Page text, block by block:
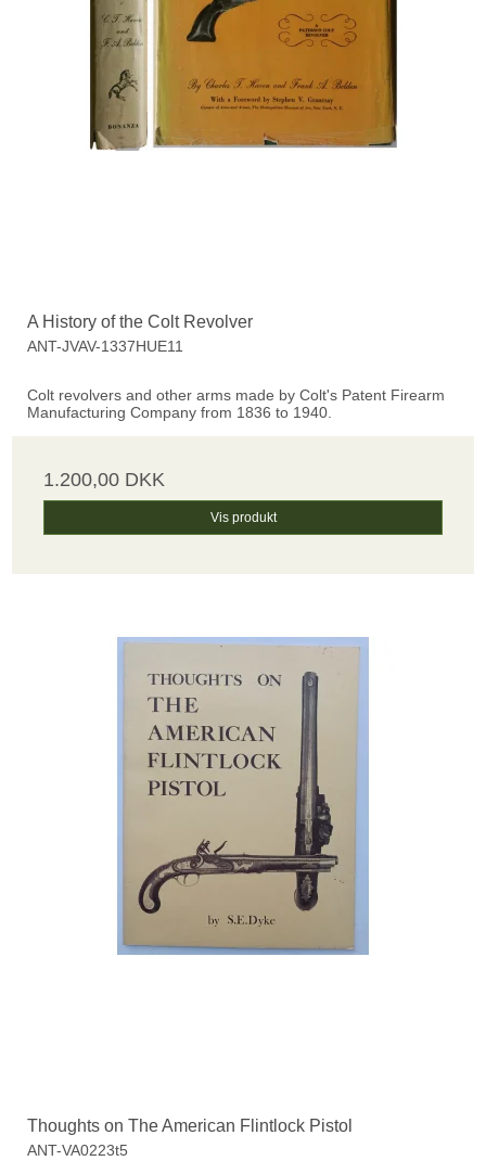
A History of the Colt Revolver
ANT-JVAV-1337HUE11
Colt revolvers and other arms made by Colt's Patent Firearm
Manufacturing Company from 1836 to 1940.
1.200,00 DKK
Vis produkt
Thoughts on The American Flintlock Pistol
ANT-VA0223t5